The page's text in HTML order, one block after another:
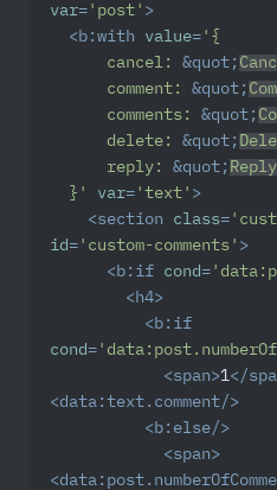
var= 'post' >
<b:with value= '{
      cancel:
&quot;
      comment:
&quot;
      comments:
&quot;
      delete:
&quot;
      reply:
&quot; Reply
  }'
var= 'text' >
<section class=
id = 'custom-comments' >
<b:if cond =
< h4>
<b:if
cond =
<span>1</
<data:text.comment/>
<b:else/>
<span>
<